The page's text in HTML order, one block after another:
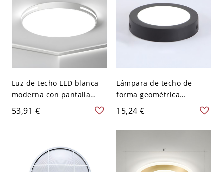
Luz de techo LED blanca
moderna con pantalla
acrílica para un ambiente
hogareño brillante - 110 A
53,91 €
Lámpara de techo de
forma geométrica
moderna de aluminio con
1 luz para balcón y pasillo
- Redondo 110 A 120 V
15,24 €